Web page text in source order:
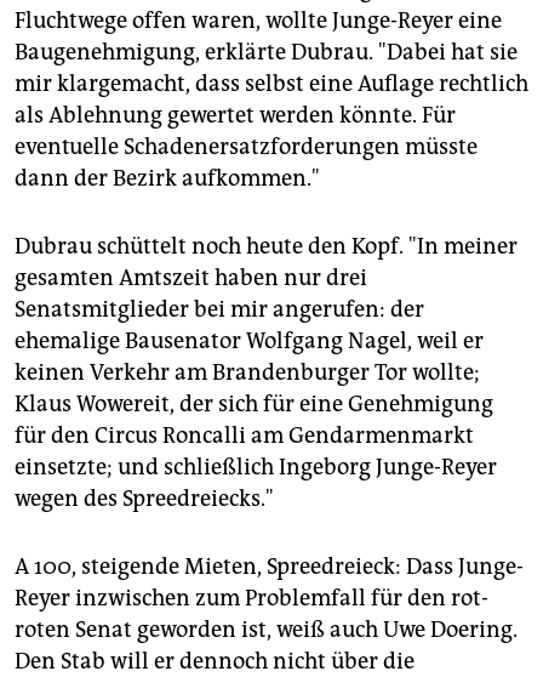
Fluchtwege offen waren, wollte Junge-Reyer eine
Baugenehmigung, erklärte Dubrau. "Dabei hat sie
mir klargemacht, dass selbst eine Auflage rechtlich
als Ablehnung gewertet werden könnte. Für
eventuelle Schadenersatzforderungen müsste
dann der Bezirk aufkommen."
Dubrau schüttelt noch heute den Kopf. "In meiner
gesamten Amtszeit haben nur drei
Senatsmitglieder bei mir angerufen: der
ehemalige Bausenator Wolfgang Nagel, weil er
keinen Verkehr am Brandenburger Tor wollte;
Klaus Wowereit, der sich für eine Genehmigung
für den Circus Roncalli am Gendarmenmarkt
einsetzte; und schließlich Ingeborg Junge-Reyer
wegen des Spreedreiecks."
A 100, steigende Mieten, Spreedreieck: Dass Junge-
Reyer inzwischen zum Problemfall für den rot-
roten Senat geworden ist, weiß auch Uwe Doering.
Den Stab will er dennoch nicht über die